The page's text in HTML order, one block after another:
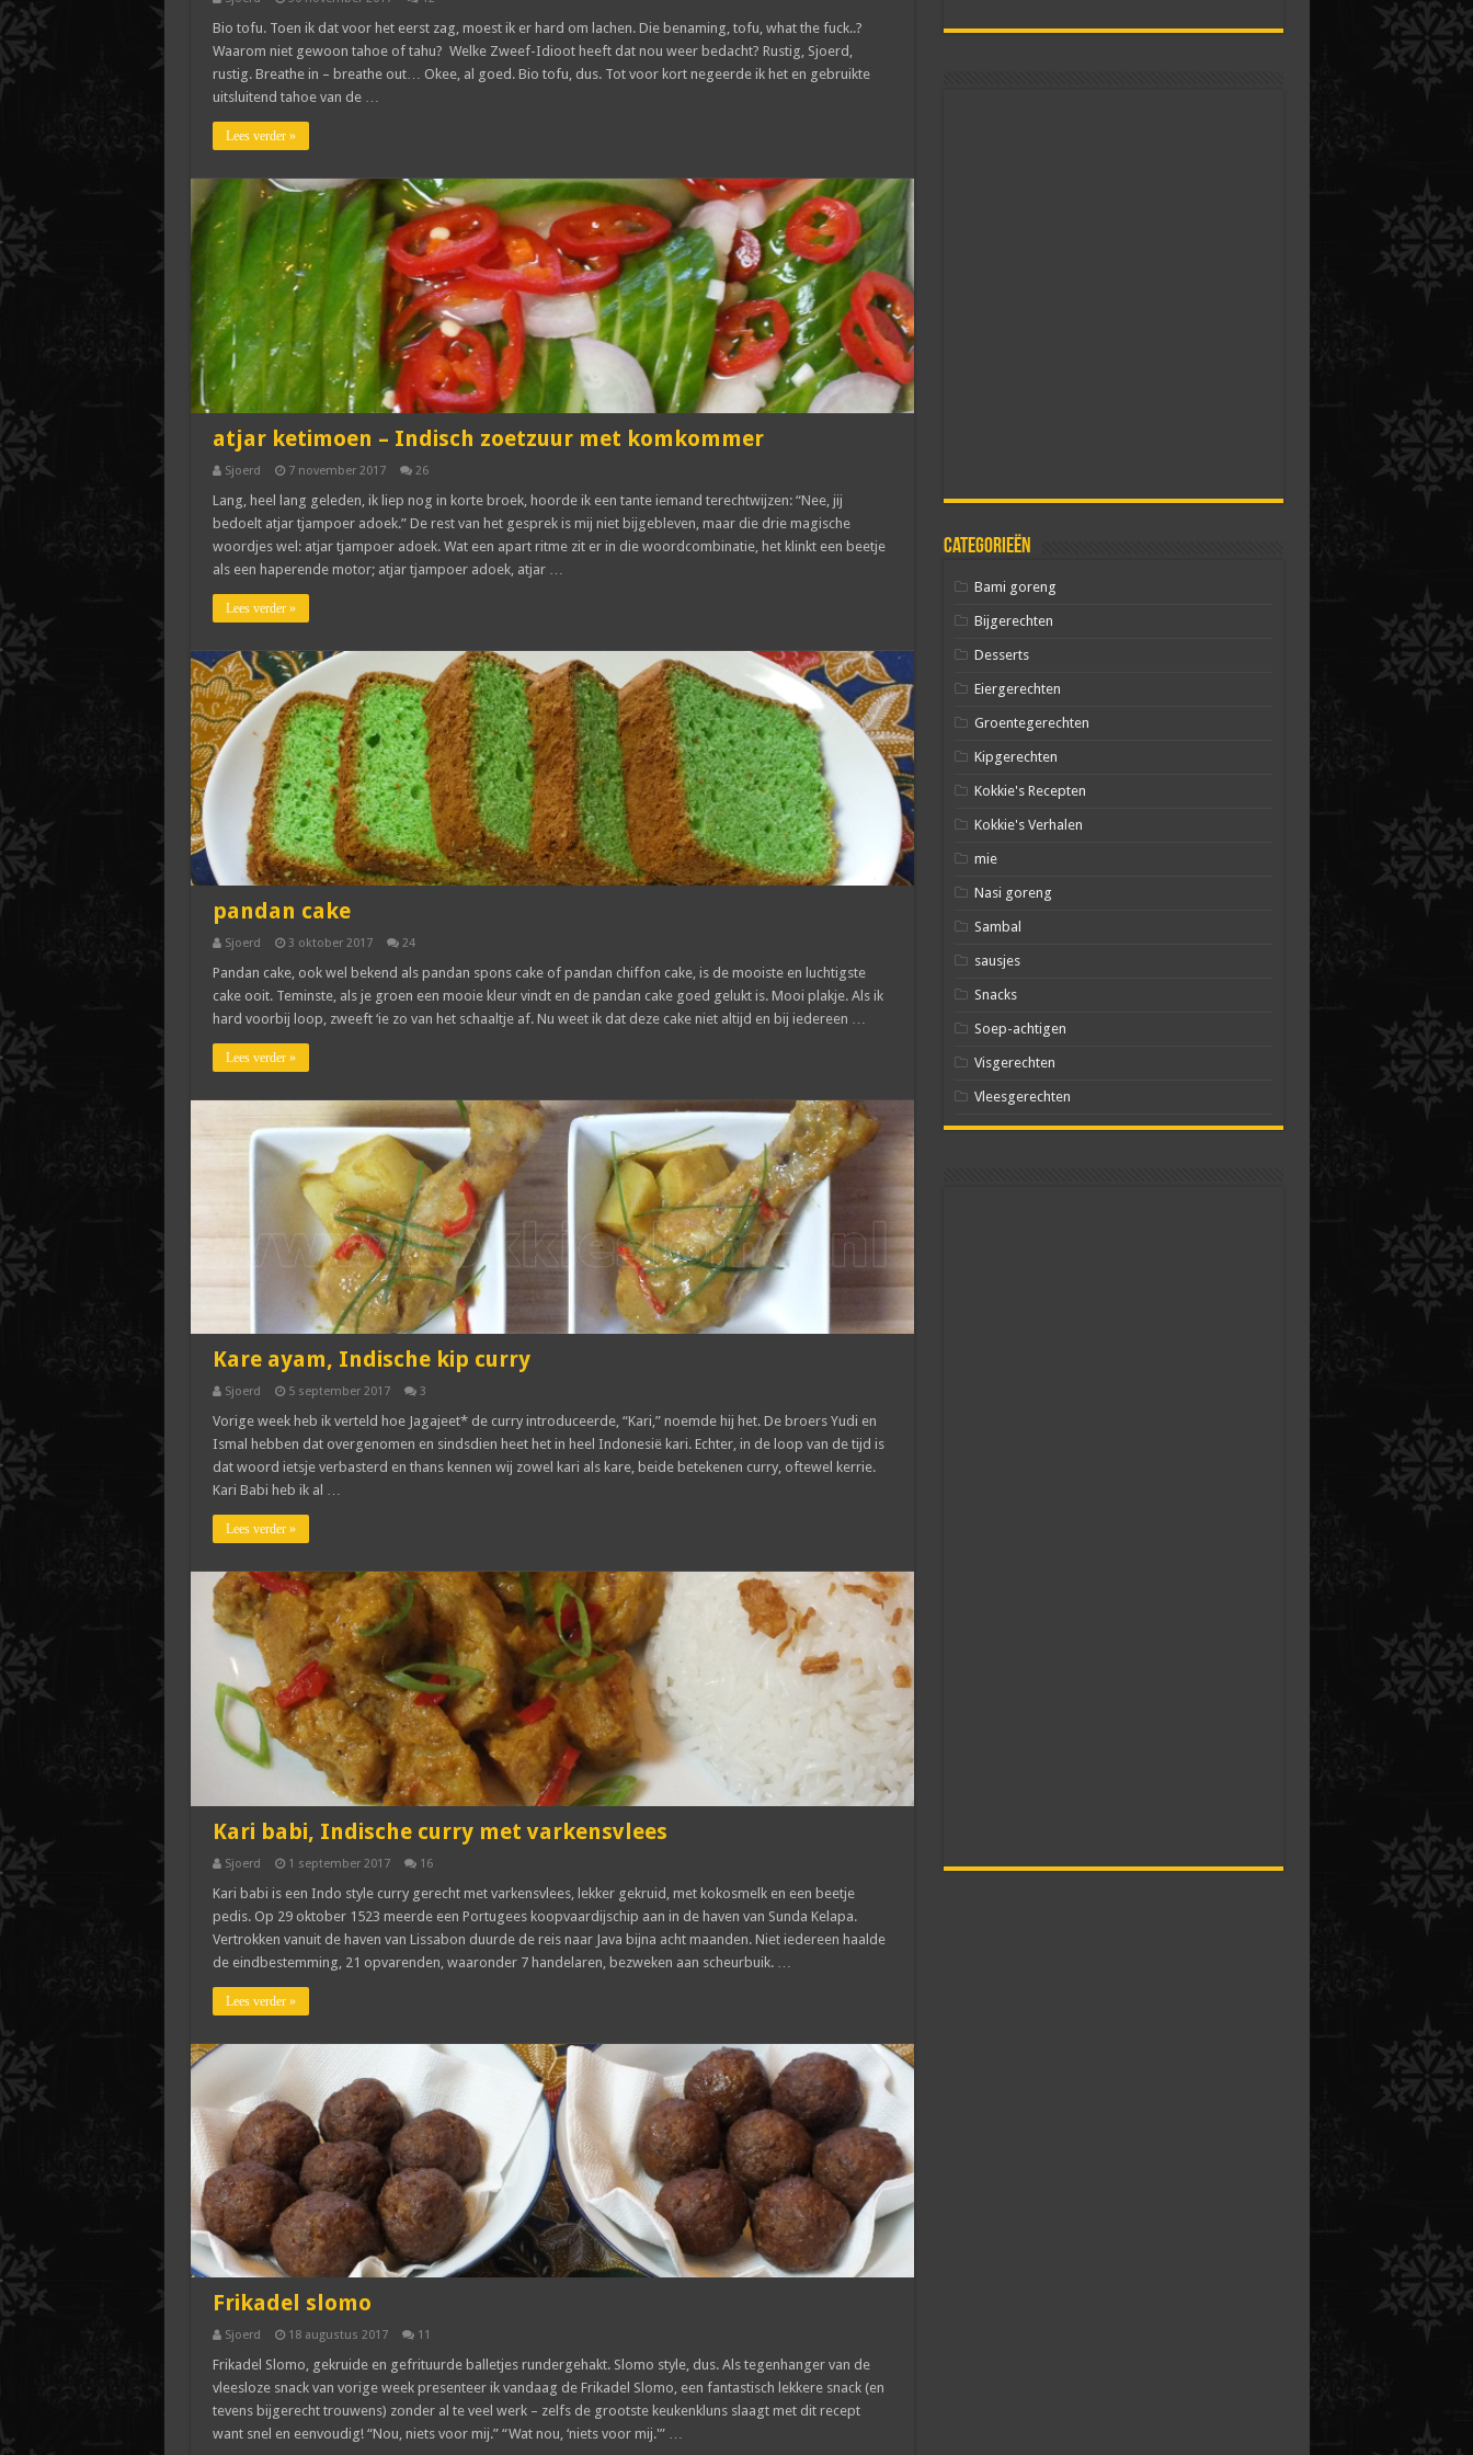
Bio tofu. Toen ik dat voor het eerst zag, moest ik er hard om lachen. Die benaming, tofu, what the fuck..?
Waarom niet gewoon tahoe of tahu? Welke Zweef-Idioot heeft dat nou weer bedacht? Rustig, Sjoerd,
rustig. Breathe in – breathe out… Okee, al goed. Bio tofu, dus. Tot voor kort negeerde ik het en gebruikte
uitsluitend tahoe van de …
Lees verder »
atjar ketimoen – Indisch zoetzuur met komkommer
Sjoerd 7 november 2017 26
Lang, heel lang geleden, ik liep nog in korte broek, hoorde ik een tante iemand terechtwijzen: “Nee, jij
bedoelt atjar tjampoer adoek.” De rest van het gesprek is mij niet bijgebleven, maar die drie magische
woordjes wel: atjar tjampoer adoek. Wat een apart ritme zit er in die woordcombinatie, het klinkt een beetje
als een haperende motor; atjar tjampoer adoek, atjar …
Lees verder »
pandan cake
Sjoerd 3 oktober 2017 24
Pandan cake, ook wel bekend als pandan spons cake of pandan chiffon cake, is de mooiste en luchtigste
cake ooit. Teminste, als je groen een mooie kleur vindt en de pandan cake goed gelukt is. Mooi plakje. Als ik
hard voorbij loop, zweeft ‘ie zo van het schaaltje af. Nu weet ik dat deze cake niet altijd en bij iedereen …
Lees verder »
Kare ayam, Indische kip curry
Sjoerd 5 september 2017 3
Vorige week heb ik verteld hoe Jagajeet* de curry introduceerde, “Kari,” noemde hij het. De broers Yudi en
Ismal hebben dat overgenomen en sindsdien heet het in heel Indonesië kari. Echter, in de loop van de tijd is
dat woord ietsje verbasterd en thans kennen wij zowel kari als kare, beide betekenen curry, oftewel kerrie.
Kari Babi heb ik al …
Lees verder »
Kari babi, Indische curry met varkensvlees
Sjoerd 1 september 2017 16
Kari babi is een Indo style curry gerecht met varkensvlees, lekker gekruid, met kokosmelk en een beetje
pedis. Op 29 oktober 1523 meerde een Portugees koopvaardijschip aan in de haven van Sunda Kelapa.
Vertrokken vanuit de haven van Lissabon duurde de reis naar Java bijna acht maanden. Niet iedereen haalde
de eindbestemming, 21 opvarenden, waaronder 7 handelaren, bezweken aan scheurbuik. …
Lees verder »
Frikadel slomo
Sjoerd 18 augustus 2017 11
Frikadel Slomo, gekruide en gefrituurde balletjes rundergehakt. Slomo style, dus. Als tegenhanger van de
vleesloze snack van vorige week presenteer ik vandaag de Frikadel Slomo, een fantastisch lekkere snack (en
tevens bijgerecht trouwens) zonder al te veel werk – zelfs de grootste keukenkluns slaagt met dit recept
want snel en eenvoudig! “Nou, niets voor mij.” “Wat nou, ‘niets voor mij.'” …
Categorieën
Bami goreng
Bijgerechten
Desserts
Eiergerechten
Groentegerechten
Kipgerechten
Kokkie's Recepten
Kokkie's Verhalen
mie
Nasi goreng
Sambal
sausjes
Snacks
Soep-achtigen
Visgerechten
Vleesgerechten